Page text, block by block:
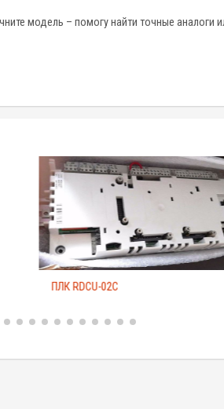
модель – помогу найти точные аналоги
ПЛК RDCU-02C